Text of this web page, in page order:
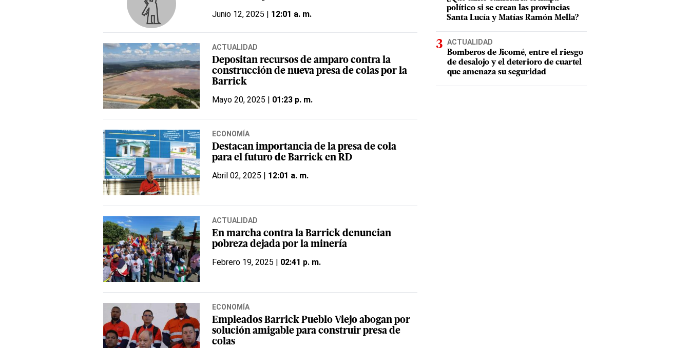
Junio 12, 2025 | 12:01 a. m.
ACTUALIDAD
Depositan recursos de amparo contra la
construcción de nueva presa de colas por la
Barrick
Mayo 20, 2025 | 01:23 p. m.
ECONOMÍA
Destacan importancia de la presa de cola
para el futuro de Barrick en RD
Abril 02, 2025 | 12:01 a. m.
ACTUALIDAD
En marcha contra la Barrick denuncian
pobreza dejada por la minería
Febrero 19, 2025 | 02:41 p. m.
ECONOMÍA
Empleados Barrick Pueblo Viejo abogan por
solución amigable para construir presa de
colas
político si se crean las provincias
Santa Lucía y Matías Ramón Mella?
ACTUALIDAD
Bomberos de Jicomé, entre el riesgo
de desalojo y el deterioro de cuartel
que amenaza su seguridad